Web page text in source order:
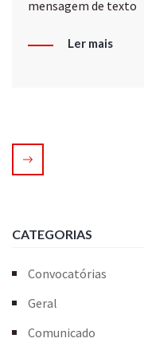
mensagem de texto
Ler mais
CATEGORIAS
Convocatórias
Geral
Comunicado